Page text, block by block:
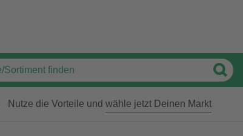
Nutze die Vorteile und wähle jetzt Deinen Markt